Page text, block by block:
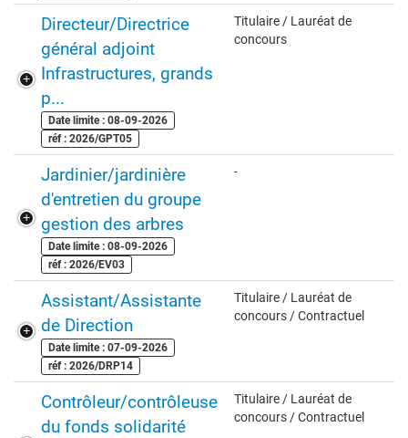
Directeur/Directrice
général adjoint
Infrastructures, grands
p...
Date limite : 08-09-2026
réf : 2026/GPT05
Titulaire / Lauréat de
concours
Jardinier/jardinière
d'entretien du groupe
gestion des arbres
Date limite : 08-09-2026
réf : 2026/EV03
-
Assistant/Assistante
de Direction
Date limite : 07-09-2026
réf : 2026/DRP14
Titulaire / Lauréat de
concours / Contractuel
Contrôleur/contrôleuse
du fonds solidarité
Titulaire / Lauréat de
concours / Contractuel